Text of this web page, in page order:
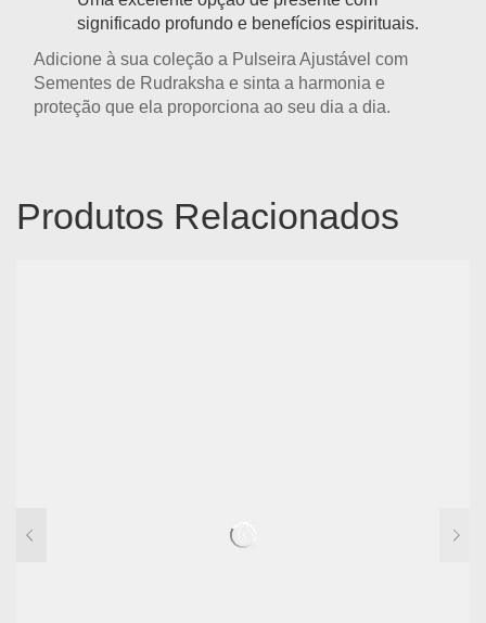
significado profundo e benefícios espirituais.
Adicione à sua coleção a Pulseira Ajustável com
Sementes de Rudraksha e sinta a harmonia e
proteção que ela proporciona ao seu dia a dia.
Produtos Relacionados